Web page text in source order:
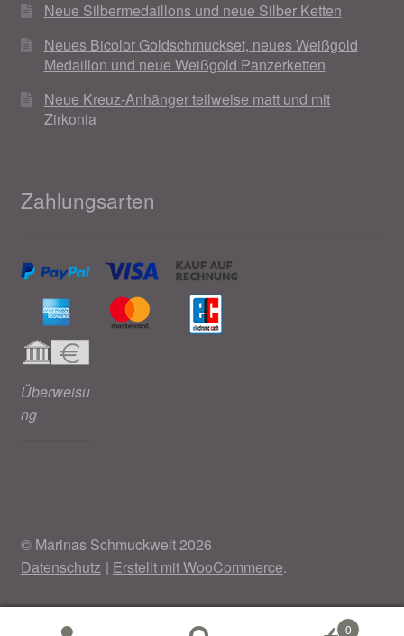
Neue Silbermedaillons und neue Silber Ketten
Neues Bicolor Goldschmuckset, neues Weißgold
Medaillon und neue Weißgold Panzerketten
Neue Kreuz-Anhänger teilweise matt und mit
Zirkonia
Zahlungsarten
Überweisu
ng
© Marinas Schmuckwelt 2026
Datenschutz
Erstellt mit WooCommerce.
0